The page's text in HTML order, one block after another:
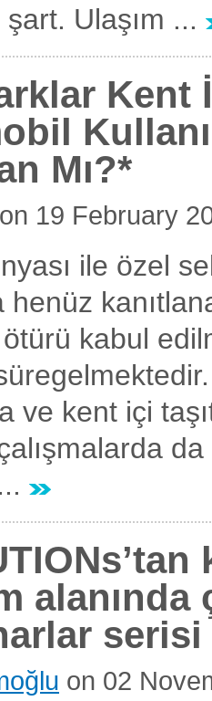
şart. Ulaşım ...
Kent
Mı?*
on 19 February
ile özel
henüz
kabul
ve kent içi
alanında
serisi
on 02